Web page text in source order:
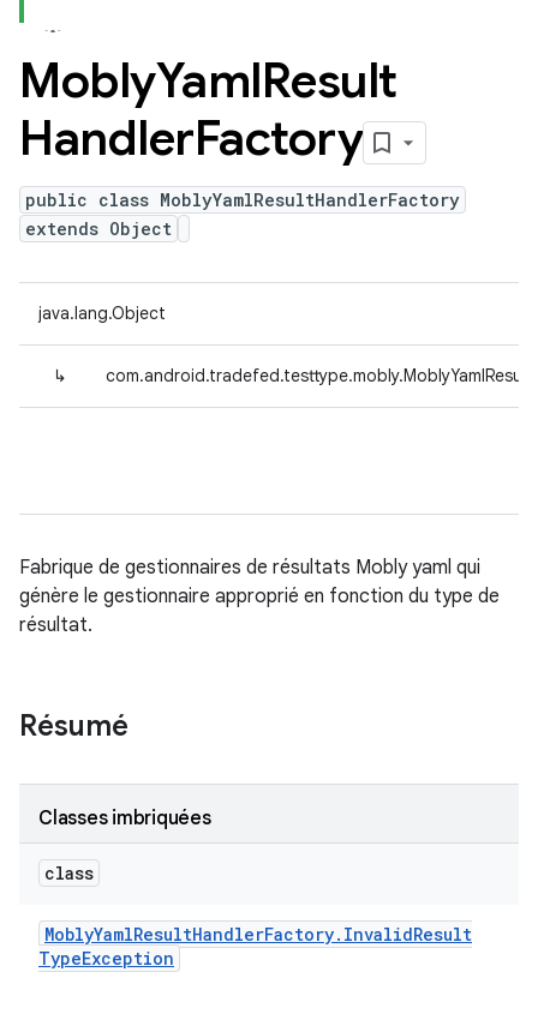
MoblyYamlResult
HandlerFactory
public class MoblyYamlResultHandlerFactory
extends Object
java.lang.Object
↳
Fabrique de gestionnaires de résultats Mobly yaml qui
génère le gestionnaire approprié en fonction du type de
résultat.
Résumé
Classes imbriquées
class
MoblyYamlResultHandlerFactory. InvalidResult
TypeException